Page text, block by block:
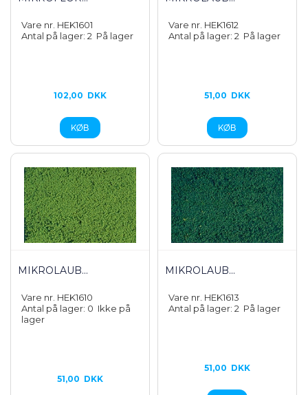
Vare nr. HEK1601
Antal på lager: 2 På lager
102,00 DKK
Vare nr. HEK1612
Antal på lager: 2 På lager
51,00 DKK
MIKROLAUB...
Vare nr. HEK1610
Antal på lager: 0 Ikke på
lager
51,00 DKK
MIKROLAUB...
Vare nr. HEK1613
Antal på lager: 2 På lager
51,00 DKK